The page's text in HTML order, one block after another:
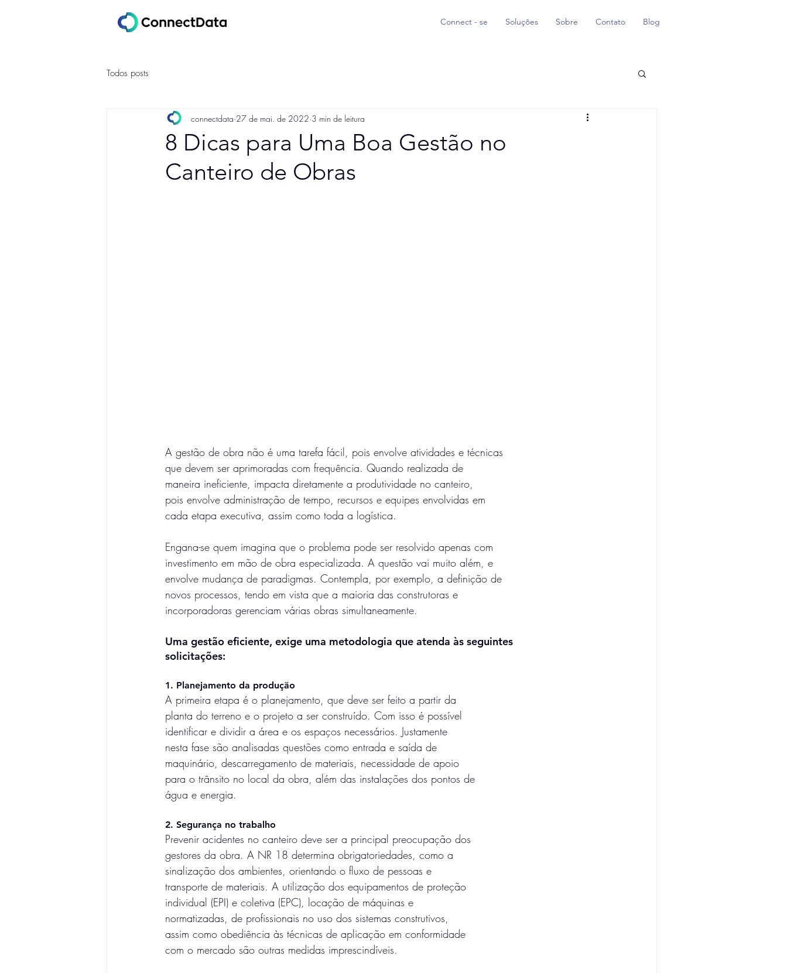
Connect - se Soluções Sobre Contato Blog
Todos posts
8 Dicas para Uma Boa Gestão no
Canteiro de Obras
connectdata 27 de mai. de 2022 3 min de leitura
A gestão de obra não é uma tarefa fácil, pois envolve atividades e técnicas
que devem ser aprimoradas com frequência. Quando realizada de
maneira ineficiente, impacta diretamente a produtividade no canteiro,
pois envolve administração de tempo, recursos e equipes envolvidas em
cada etapa executiva, assim como toda a logística.
Engana-se quem imagina que o problema pode ser resolvido apenas com
investimento em mão de obra especializada. A questão vai muito além, e
envolve mudança de paradigmas. Contempla, por exemplo, a definição de
novos processos, tendo em vista que a maioria das construtoras e
incorporadoras gerenciam várias obras simultaneamente.
Uma gestão eficiente, exige uma metodologia que atenda às seguintes
solicitações:
1. Planejamento da produção
A primeira etapa é o planejamento, que deve ser feito a partir da
planta do terreno e o projeto a ser construído. Com isso é possível
identificar e dividir a área e os espaços necessários. Justamente
nesta fase são analisadas questões como entrada e saída de
maquinário, descarregamento de materiais, necessidade de apoio
para o trânsito no local da obra, além das instalações dos pontos de
água e energia.
2. Segurança no trabalho
Prevenir acidentes no canteiro deve ser a principal preocupação dos
gestores da obra. A NR 18 determina obrigatoriedades, como a
sinalização dos ambientes, orientando o fluxo de pessoas e
transporte de materiais. A utilização dos equipamentos de proteção
individual (EPI) e coletiva (EPC), locação de máquinas e
normatizadas, de profissionais no uso dos sistemas construtivos,
assim como obediência às técnicas de aplicação em conformidade
com o mercado são outras medidas imprescindíveis.